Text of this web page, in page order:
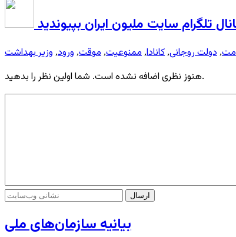
تلگرام سایت ملیون ایران بپیوندید
, دولت روجانی, کانادا, ممنوعیت, موقت, ورود, وزیر بهداشت
هنوز نظری اضافه نشده است. شما اولین نظر را بدهید.
بیانیه سازمان‌های ملی